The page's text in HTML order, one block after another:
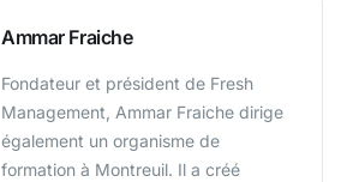
Ammar Fraiche
Fondateur et président de Fresh
Management, Ammar Fraiche dirige
également un organisme de
formation à Montreuil. Il a créé